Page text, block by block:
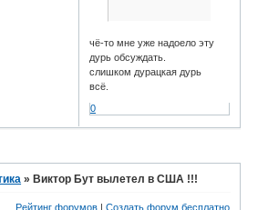
чё-то мне уже надоело эту
дурь обсуждать.
слишком дурацкая дурь
всё.
0
»Виктор Бут вылетел в США !!!
Рейтинг форумов | Создать форум бесплатно